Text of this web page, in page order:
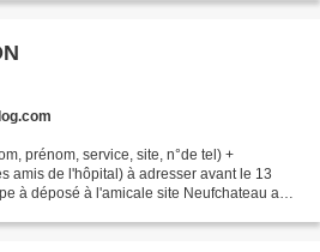
prénom, service, site, n°de tel) +
amis de l'hôpital) à adresser avant le 13
à déposé à l'amicale site Neufchateau au